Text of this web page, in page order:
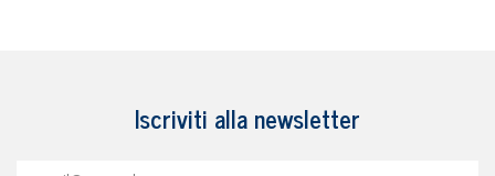
Iscriviti alla newsletter